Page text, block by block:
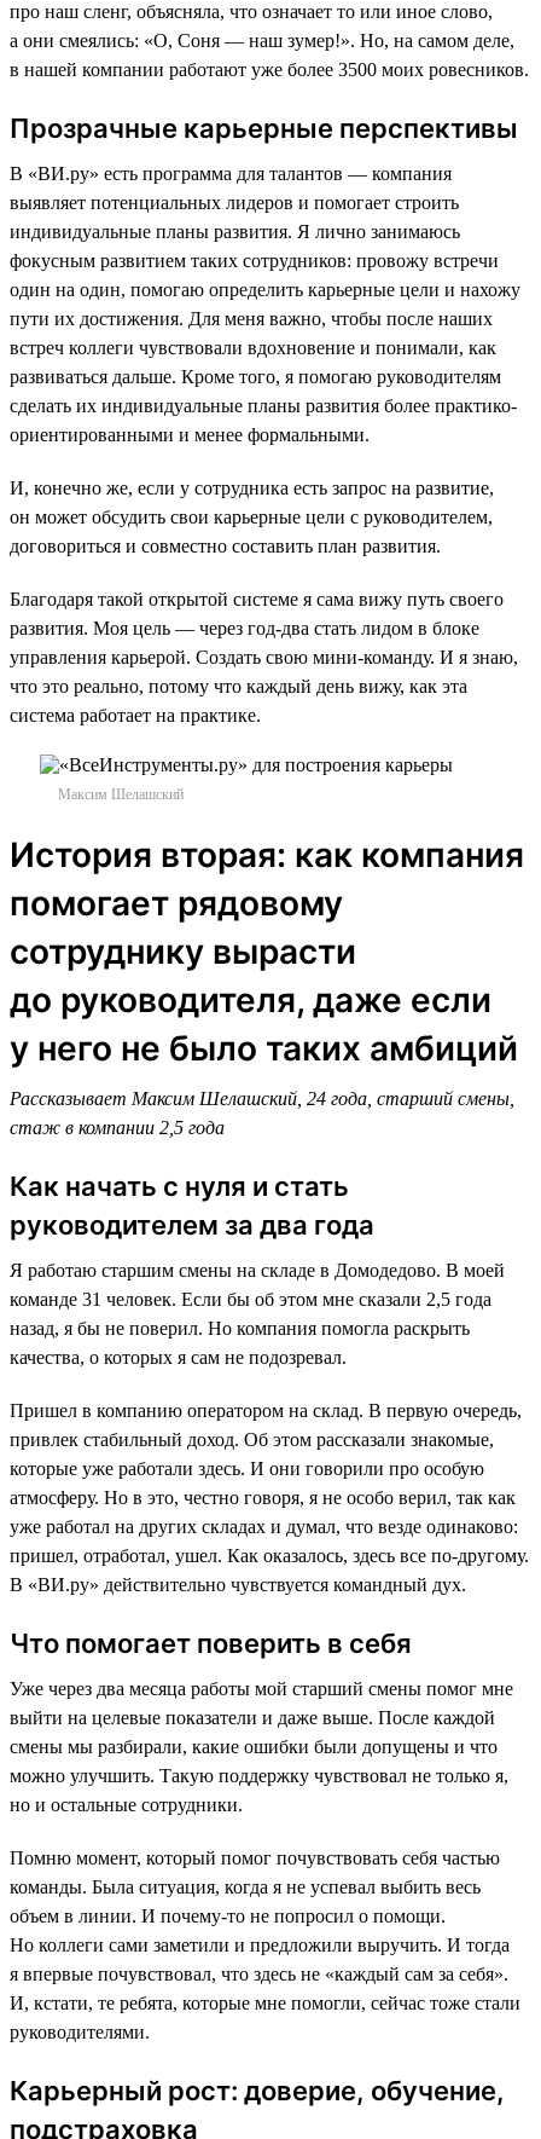
про наш сленг, объясняла, что означает то или иное слово,
а они смеялись: «О, Соня — наш зумер!». Но, на самом деле,
в нашей компании работают уже более 3500 моих ровесников.
Прозрачные карьерные перспективы
В «ВИ.ру» есть программа для талантов — компания
выявляет потенциальных лидеров и помогает строить
индивидуальные планы развития. Я лично занимаюсь
фокусным развитием таких сотрудников: провожу встречи
один на один, помогаю определить карьерные цели и нахожу
пути их достижения. Для меня важно, чтобы после наших
встреч коллеги чувствовали вдохновение и понимали, как
развиваться дальше. Кроме того, я помогаю руководителям
сделать их индивидуальные планы развития более практико-
ориентированными и менее формальными.
И, конечно же, если у сотрудника есть запрос на развитие,
он может обсудить свои карьерные цели с руководителем,
договориться и совместно составить план развития.
Благодаря такой открытой системе я сама вижу путь своего
развития. Моя цель — через год-два стать лидом в блоке
управления карьерой. Создать свою мини-команду. И я знаю,
что это реально, потому что каждый день вижу, как эта
система работает на практике.
Максим Шелашский
История вторая: как компания
помогает рядовому
сотруднику вырасти
до руководителя, даже если
у него не было таких амбиций
Рассказывает Максим Шелашский, 24 года, старший смены,
стаж в компании 2,5 года
Как начать с нуля и стать
руководителем за два года
Я работаю старшим смены на складе в Домодедово. В моей
команде 31 человек. Если бы об этом мне сказали 2,5 года
назад, я бы не поверил. Но компания помогла раскрыть
качества, о которых я сам не подозревал.
Пришел в компанию оператором на склад. В первую очередь,
привлек стабильный доход. Об этом рассказали знакомые,
которые уже работали здесь. И они говорили про особую
атмосферу. Но в это, честно говоря, я не особо верил, так как
уже работал на других складах и думал, что везде одинаково:
пришел, отработал, ушел. Как оказалось, здесь все по-другому.
В «ВИ.ру» действительно чувствуется командный дух.
Что помогает поверить в себя
Уже через два месяца работы мой старший смены помог мне
выйти на целевые показатели и даже выше. После каждой
смены мы разбирали, какие ошибки были допущены и что
можно улучшить. Такую поддержку чувствовал не только я,
но и остальные сотрудники.
Помню момент, который помог почувствовать себя частью
команды. Была ситуация, когда я не успевал выбить весь
объем в линии. И почему-то не попросил о помощи.
Но коллеги сами заметили и предложили выручить. И тогда
я впервые почувствовал, что здесь не «каждый сам за себя».
И, кстати, те ребята, которые мне помогли, сейчас тоже стали
руководителями.
Карьерный рост: доверие, обучение,
подстраховка